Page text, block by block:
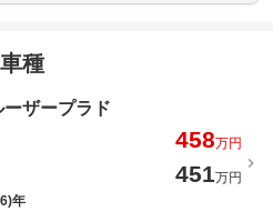
種
ザープラド
458万円
451万円
年